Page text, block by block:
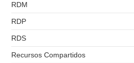
RDM
RDP
RDS
Recursos Compartidos